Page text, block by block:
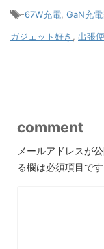
-67W充電 GaN充電
ガジェット好き
出張
comment
メールアドレスが
る欄は必須項目です